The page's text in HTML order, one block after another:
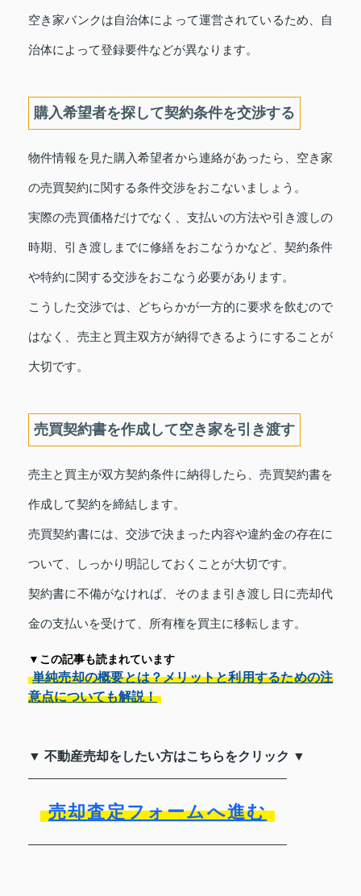
空き家バンクは自治体によって運営されているため、自
治体によって登録要件などが異なります。
購入希望者を探して契約条件を交渉する
物件情報を見た購入希望者から連絡があったら、空き家
の売買契約に関する条件交渉をおこないましょう。
実際の売買価格だけでなく、支払いの方法や引き渡しの
時期、引き渡しまでに修繕をおこなうかなど、契約条件
や特約に関する交渉をおこなう必要があります。
こうした交渉では、どちらかが一方的に要求を飲むので
はなく、売主と買主双方が納得できるようにすることが
大切です。
売買契約書を作成して空き家を引き渡す
売主と買主が双方契約条件に納得したら、売買契約書を
作成して契約を締結します。
売買契約書には、交渉で決まった内容や違約金の存在に
ついて、しっかり明記しておくことが大切です。
契約書に不備がなければ、そのまま引き渡し日に売却代
金の支払いを受けて、所有権を買主に移転します。
▼この記事も読まれています
単純売却の概要とは？メリットと利用するための注
意点についても解説！
▼ 不動産売却をしたい方はこちらをクリック ▼
売却査定フォームへ進む